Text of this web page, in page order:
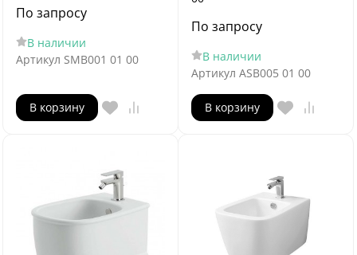
По запросу
В наличии
Артикул SMB001 01 00
В корзину
По запросу
В наличии
Артикул ASB005 01 00
В корзину